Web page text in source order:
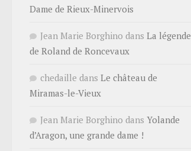
Dame de Rieux-Minervois
Jean Marie Borghino dans La légende
de Roland de Roncevaux
chedaille dans Le château de
Miramas-le-Vieux
Jean Marie Borghino dans Yolande
d’Aragon, une grande dame !